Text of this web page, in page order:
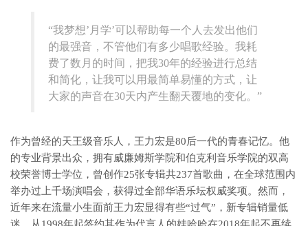
“我梦想’月学’可以帮助每一个人去发出他们
的最强音，不管他们有多少唱歌经验。我耗
费了数月的时间，把我30年的经验进行总结
和简化，让我可以用最简单易懂的方式，让
大家的声音在30天内产生翻天覆地的变化。”
作为曾经的天王级音乐人，王力宏是80后一代的青春记忆。他
的专业背景出众，拥有威廉姆斯学院和伯克利音乐学院的双高
校荣誉博士学位，曾创作25张专辑共237首歌曲，在全球范围内
举办过上千场演唱会，获得过全部华语乐坛权威奖项。然而，
近年来在流量小生面前王力宏显得有些“过气”，新专辑销量低